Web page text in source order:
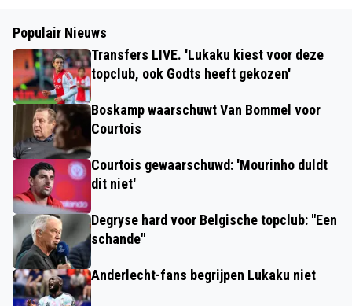
Populair Nieuws
Transfers LIVE. 'Lukaku kiest voor deze
topclub, ook Godts heeft gekozen'
Boskamp waarschuwt Van Bommel voor
Courtois
Courtois gewaarschuwd: 'Mourinho duldt
dit niet'
Degryse hard voor Belgische topclub: "Een
schande"
Anderlecht-fans begrijpen Lukaku niet